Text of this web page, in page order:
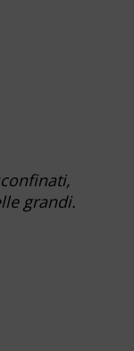
grandi.